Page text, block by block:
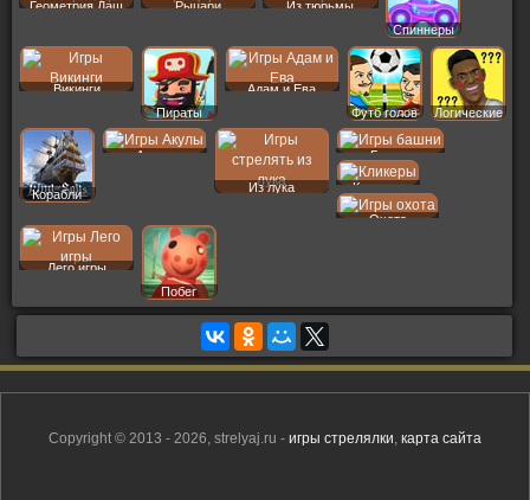
Геометрия Даш Рыцари
Из тюрьмы
Спиннеры
Викинги
Пираты
Адам и Ева
Футб голов
Логические
Корабли
Акулы
Из лука
Башни
Кликеры
Охота
Лего игры
Побег
Copyright © 2013 - 2026, strelyaj.ru - игры стрелялки, карта сайта